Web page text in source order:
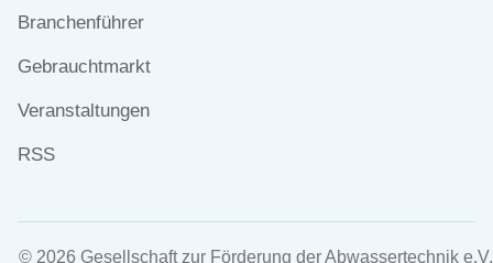
Branchenführer
Gebrauchtmarkt
Veranstaltungen
RSS
© 2026 Gesellschaft zur Förderung der Abwassertechnik e.V.